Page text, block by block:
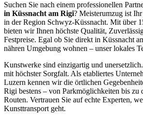
Suchen Sie nach einem professionellen
in Küssnacht am Rigi? Meisterumzug ist
in der Region Schwyz-Küssnacht. Mit über
bieten wir Ihnen höchste Qualität,
Festpreise. Egal ob Sie direkt in Küssnacht
nähren Umgebung wohnen – unser lokales
Kunstwerke sind einzigartig und
mit höchster Sorgfalt. Als etabliertes
Luzern kennen wir die örtlichen
Rigi bestens – von Parkmöglichkeiten bis zu
Routen. Vertrauen Sie auf echte Experten,
Kunsttransport geht.